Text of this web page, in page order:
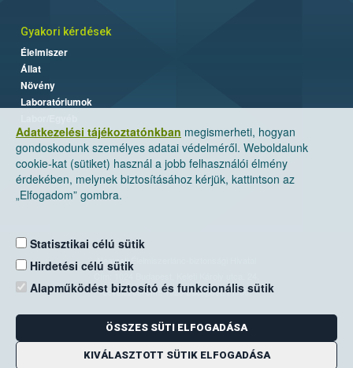
Adatkezelési tájékoztatónkban megismerheti, hogyan
gondoskodunk személyes adatai védelméről. Weboldalunk
cookie-kat (sütiket) használ a jobb felhasználói élmény
érdekében, melynek biztosításához kérjük, kattintson az
„Elfogadom” gombra.
Statisztikai célú sütik
Hirdetési célú sütik
Alapműködést biztosító és funkcionális sütik
ÖSSZES SÜTI ELFOGADÁSA
KIVÁLASZTOTT SÜTIK ELFOGADÁSA
Gyakori kérdések
Élelmiszer
Állat
Növény
Laboratóriumok
Nemzeti Élelmiszerlánc-biztonsági Hivatal
Levelezési cím: 1525 Budapest. Pf. 30.
E-mail:ugyfelszolgalat@nebih.gov.hu
Zöld szám: 06-80/263-244